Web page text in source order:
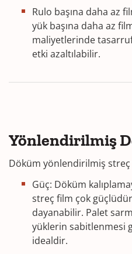
Rulo başına daha az
yük başına daha az
maliyetlerinde
etki azaltılabilir.
Yönlendirilmiş
Döküm yönlendirilmiş streç
Güç: Döküm
streç film çok
dayanabilir. Palet
yüklerin sabitlenmesi
idealdir.